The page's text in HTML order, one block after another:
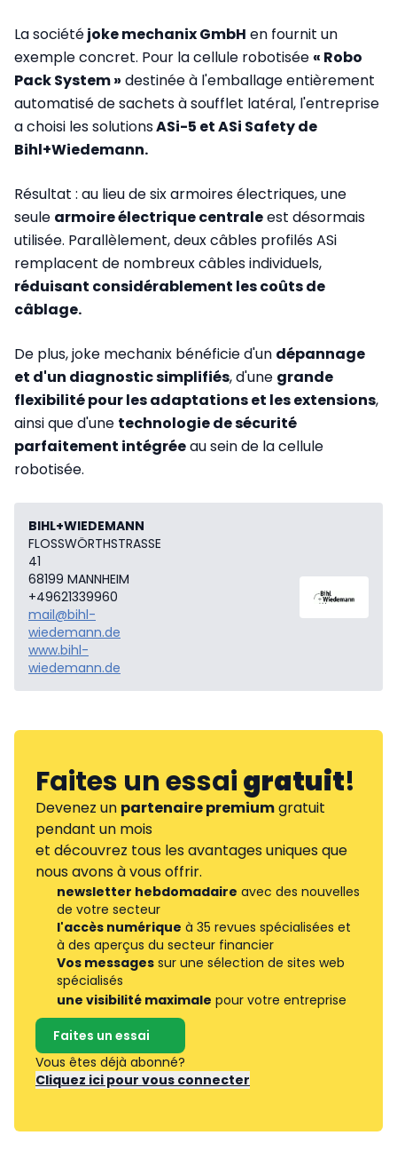
La sociétéjoke mechanix GmbH en fournit un
exemple concret. Pour la cellule robotisée « Robo
Pack System » destinée à l'emballage entièrement
automatisé de sachets à soufflet latéral, l'entreprise
a choisi les solutionsASi-5 et ASi Safety de
Bihl+Wiedemann.
Résultat : au lieu de six armoires électriques, une
seule armoire électrique centraleest désormais
utilisée. Parallèlement, deux câbles profilés ASi
remplacent de nombreux câbles individuels,
réduisant considérablement les coûts de
câblage.
De plus, joke mechanix bénéficie d'un dépannage
et d'un diagnostic simplifiés, d'une grande
flexibilité pour les adaptations et les extensions,
ainsi que d'une technologie de sécurité
parfaitement intégréeau sein de la cellule
robotisée.
BIHL+WIEDEMANN
FLOSSWÖRTHSTRASSE
41
68199 MANNHEIM
+49621339960
mail@bihl-
wiedemann.de
www.bihl-
wiedemann.de
Faites un essaigratuit!
Devenez un partenaire premiumgratuit
pendant un mois
et découvrez tous les avantages uniques que
nous avons à vous offrir.
newsletter hebdomadaire avec des nouvelles
de votre secteur
l'accès numérique à 35 revues spécialisées et
à des aperçus du secteur financier
Vos messages sur une sélection de sites web
spécialisés
une visibilité maximale pour votre entreprise
Faites un essai
Vous êtes déjà abonné?
Cliquez ici pour vous connecter